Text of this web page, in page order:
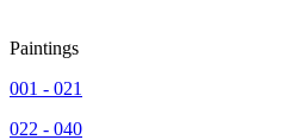
Paintings
001 - 021
022 - 040